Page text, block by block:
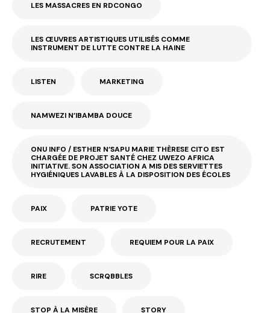
LES MASSACRES EN RDCONGO
LES ŒUVRES ARTISTIQUES UTILISÉS COMME
INSTRUMENT DE LUTTE CONTRE LA HAINE
LISTEN MARKETING
NAMWEZI N’IBAMBA DOUCE
ONU INFO / ESTHER N’SAPU MARIE THÈRESE CITO EST
CHARGÉE DE PROJET SANTÉ CHEZ UWEZO AFRICA
INITIATIVE. SON ASSOCIATION A MIS DES SERVIETTES
HYGIÉNIQUES LAVABLES À LA DISPOSITION DES ÉCOLES
PAIX PATRIE YOTE
RECRUTEMENT REQUIEM POUR LA PAIX
RIRE SCRQBBLES
STOP À LA MISÈRE STORY